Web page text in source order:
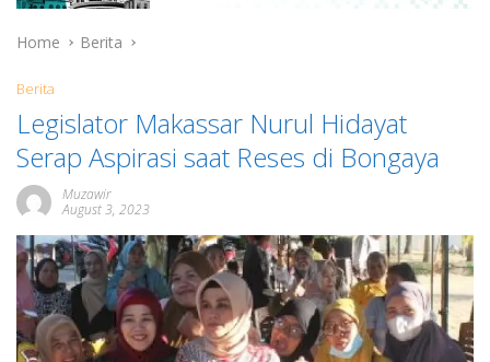
Home Berita
Berita
Legislator Makassar Nurul Hidayat
Serap Aspirasi saat Reses di Bongaya
Muzawir
August 3, 2023